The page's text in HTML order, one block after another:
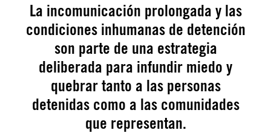
La incomunicación prolongada y las
condiciones inhumanas de detención
son parte de una estrategia
deliberada para infundir miedo y
quebrar tanto a las personas
detenidas como a las comunidades
que representan.